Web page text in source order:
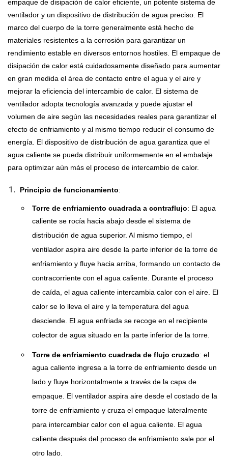
empaque de disipación de calor eficiente, un potente sistema de
ventilador y un dispositivo de distribución de agua preciso. El
marco del cuerpo de la torre generalmente está hecho de
materiales resistentes a la corrosión para garantizar un
rendimiento estable en diversos entornos hostiles. El empaque de
disipación de calor está cuidadosamente diseñado para aumentar
en gran medida el área de contacto entre el agua y el aire y
mejorar la eficiencia del intercambio de calor. El sistema de
ventilador adopta tecnología avanzada y puede ajustar el
volumen de aire según las necesidades reales para garantizar el
efecto de enfriamiento y al mismo tiempo reducir el consumo de
energía. El dispositivo de distribución de agua garantiza que el
agua caliente se pueda distribuir uniformemente en el embalaje
para optimizar aún más el proceso de intercambio de calor.
Principio de funcionamiento:
Torre de enfriamiento cuadrada a contraflujo: El agua
caliente se rocía hacia abajo desde el sistema de
distribución de agua superior. Al mismo tiempo, el
ventilador aspira aire desde la parte inferior de la torre de
enfriamiento y fluye hacia arriba, formando un contacto de
contracorriente con el agua caliente. Durante el proceso
de caída, el agua caliente intercambia calor con el aire. El
calor se lo lleva el aire y la temperatura del agua
desciende. El agua enfriada se recoge en el recipiente
colector de agua situado en la parte inferior de la torre.
Torre de enfriamiento cuadrada de flujo cruzado: el
agua caliente ingresa a la torre de enfriamiento desde un
lado y fluye horizontalmente a través de la capa de
empaque. El ventilador aspira aire desde el costado de la
torre de enfriamiento y cruza el empaque lateralmente
para intercambiar calor con el agua caliente. El agua
caliente después del proceso de enfriamiento sale por el
otro lado.